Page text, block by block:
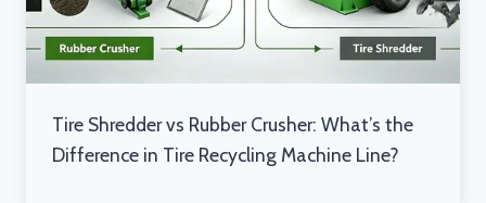
Tire Shredder vs Rubber Crusher: What’s the
Difference in Tire Recycling Machine Line?